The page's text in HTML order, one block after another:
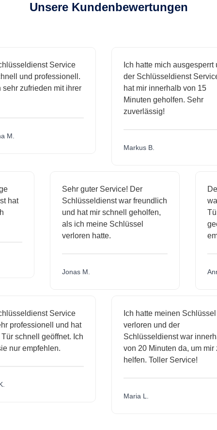
Unsere Kundenbewertungen
Service
und professionell.
zufrieden mit ihrer
M.
Ich hatte mich ausgesperrt
der Schlüsseldienst Service
hat mir innerhalb von 15
Minuten geholfen. Sehr
zuverlässig!
Markus B.
hat
Sehr guter Service! Der
Schlüsseldienst war freundlich
und hat mir schnell geholfen,
als ich meine Schlüssel
verloren hatte.
Jonas M.
Service
professionell und hat
schnell geöffnet. Ich
nur empfehlen.
Ich hatte meinen Schlüssel
verloren und der
Schlüsseldienst war
von 20 Minuten da, um mir
helfen. Toller Service!
Maria L.